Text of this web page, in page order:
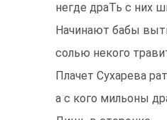
негде драТь с них
Начинают бабы
солью некого
Плачет Сухарева
а с кого мильоны